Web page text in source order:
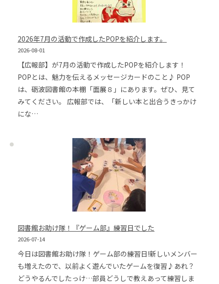
2026年7月の活動で作成したPOPを紹介します。
2026-08-01
【広報部】が7月の活動で作成したPOPを紹介します！
POPとは、魅力を伝えるメッセージカードのこと♪ POP
は、砺波図書館の本棚「面展８」にあります。ぜひ、見て
みてください。 広報部では、「新しい本と出合うきっかけ
にな…
図書館お助け隊！『ゲーム部』練習日でした
2026-07-14
今日は図書館お助け隊！ゲーム部の練習日!新しいメンバー
も増えたので、以前よく遊んでいたゲームを復習♪あれ？
どうやるんでしたっけ…部員どうしで教えあって練習しま